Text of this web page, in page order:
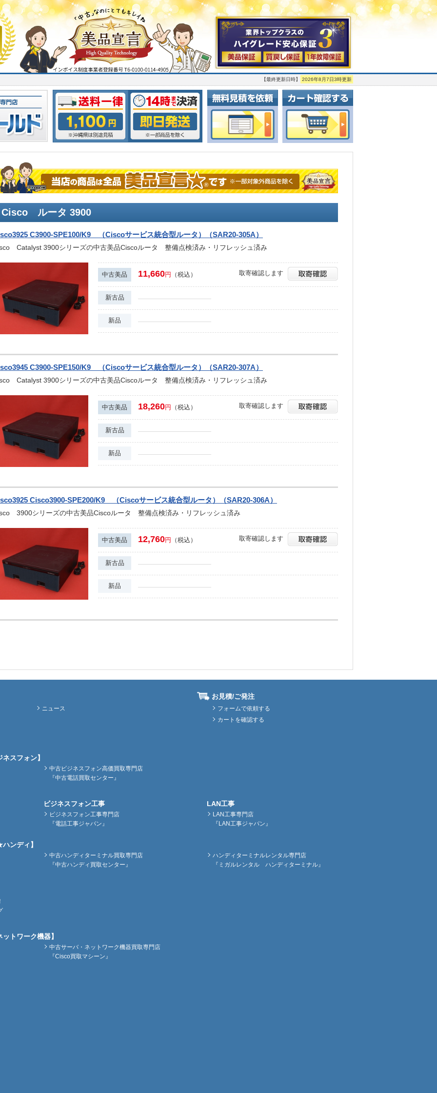
【最終更新日時】 2026年8月7日3時更新
Cisco ルータ 3900
C3900-SPE100/K9 （Ciscoサービス統合型ルータ）（SAR20-305A）
Catalyst 3900シリーズの中古美品Ciscoルータ 整備点検済み・リフレッシュ済み
中古美品 11,660円 （税込） 取寄確認します
新古品
新品
C3900-SPE150/K9 （Ciscoサービス統合型ルータ）（SAR20-307A）
Catalyst 3900シリーズの中古美品Ciscoルータ 整備点検済み・リフレッシュ済み
中古美品 18,260円 （税込） 取寄確認します
新古品
新品
Cisco3900-SPE200/K9 （Ciscoサービス統合型ルータ）（SAR20-306A）
3900シリーズの中古美品Ciscoルータ 整備点検済み・リフレッシュ済み
中古美品 12,760円 （税込） 取寄確認します
新古品
新品
ニュース
お見積/ご発注
フォームで依頼する
カートを確認する
スフォン】
中古ビジネスフォン高価買取専門店
『中古電話買取センター』
ビジネスフォン工事
ビジネスフォン工事専門店
『電話工事ジャパン』
LAN工事
LAN工事専門店
『LAN工事ジャパン』
ンディ】
中古ハンディターミナル買取専門店
『中古ハンディ買取センター』
ハンディターミナルレンタル専門店
『ミガルレンタル ハンディターミナル』
トワーク機器】
中古サーバ・ネットワーク機器買取専門店
『Cisco買取マシーン』